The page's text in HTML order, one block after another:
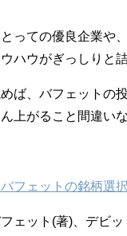
っての優良企業や
ハウがぎっしりと
ば、バフェットの
上がること間違いな
フェットの銘柄選
ェット(著)、デビッ